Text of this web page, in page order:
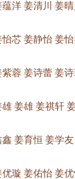
洋 姜清川 姜
芯 姜静怡 姜
蓉 姜诗蕾 姜
姜雄 姜祺轩
姜育恒 姜学
璇 姜佑怡 姜